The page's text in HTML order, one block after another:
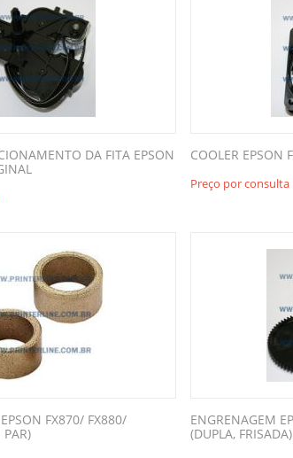
DA FITA EPSON
COOLER EPSON
Preço por consulta
FX870/ FX880/
ENGRENAGEM
(DUPLA,